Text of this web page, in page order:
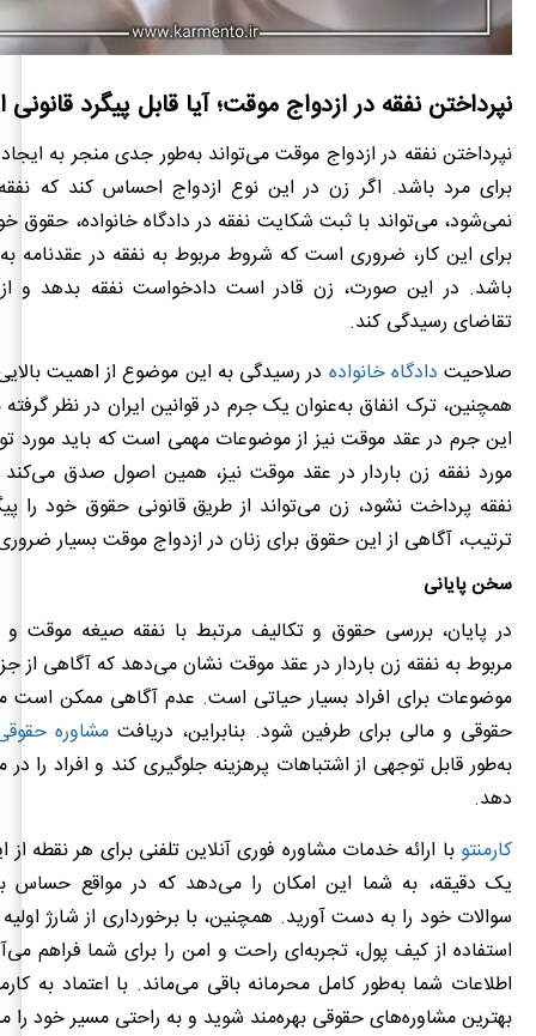
نپرداختن نفقه در ازدواج موقت؛ آیا قابل پیگرد
نپرداختن نفقه در ازدواج موقت می‌تواند به‌طور جدی منجر به
برای مرد باشد. اگر زن در این نوع ازدواج احساس کند که
نمی‌شود، می‌تواند با ثبت شکایت نفقه در دادگاه خانواده، حقوق
برای این کار، ضروری است که شروط مربوط به نفقه در عقدنامه
باشد. در این صورت، زن قادر است دادخواست نفقه بدهد و از
تقاضای رسیدگی کند.
صلاحیت دادگاه خانواده در رسیدگی به این موضوع از اهمیت
همچنین، ترک انفاق به‌عنوان یک جرم در قوانین ایران در نظر
این جرم در عقد موقت نیز از موضوعات مهمی است که باید مورد
مورد نفقه زن باردار در عقد موقت نیز، همین اصول صدق
نفقه پرداخت نشود، زن می‌تواند از طریق قانونی حقوق خود را
ترتیب، آگاهی از این حقوق برای زنان در ازدواج موقت بسیار
سخن پایانی
در پایان، بررسی حقوق و تکالیف مرتبط با نفقه صیغه موقت
مربوط به نفقه زن باردار در عقد موقت نشان می‌دهد که آگاهی از
موضوعات برای افراد بسیار حیاتی است. عدم آگاهی ممکن است
حقوقی و مالی برای طرفین شود. بنابراین، دریافت مشاوره
به‌طور قابل توجهی از اشتباهات پرهزینه جلوگیری کند و افراد را
دهد.
کارمنتو با ارائه خدمات مشاوره فوری آنلاین تلفنی برای هر نقطه از
یک دقیقه، به شما این امکان را می‌دهد که در مواقع
سوالات خود را به دست آورید. همچنین، با برخورداری از شارژ
استفاده از کیف پول، تجربه‌ای راحت و امن را برای شما فراهم
اطلاعات شما به‌طور کامل محرمانه باقی می‌ماند. با اعتماد به
بهترین مشاوره‌های حقوقی بهره‌مند شوید و به راحتی مسیر خود